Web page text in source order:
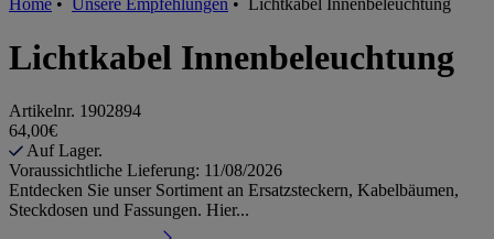
Lichtkabel Innenbeleuchtung
Artikelnr. 1902894
64,00€
Auf Lager.
Voraussichtliche Lieferung: 11/08/2026
Entdecken Sie unser Sortiment an Ersatzsteckern, Kabelbäumen,
Steckdosen und Fassungen. Hier...